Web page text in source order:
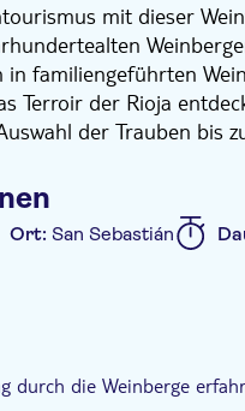
mit dieser
familiengeführten
Terroir der Rioja
der Trauben bis
bei der die großen
Mittagessen und
und Kartoffeln nach
Dessert mit
ausmachen.
Ort: San Sebastián
Digitale Buchungsbestätigung
durch die Weinberge